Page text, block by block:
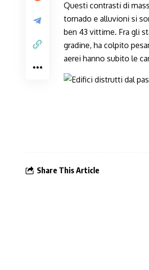
Questi contrasti di
tornado e alluvioni si
ben 43 vittime. Fra gli
gradine, ha colpito
aerei hanno subito le
Share This Article